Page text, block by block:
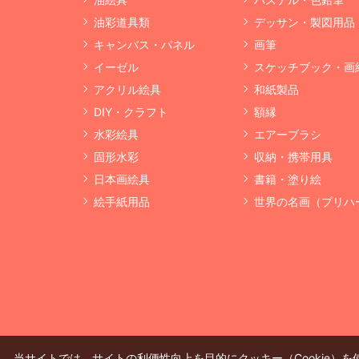
油彩道具類
キャンバス・パネル
イーゼル
アクリル絵具
DIY・クラフト
水彩絵具
固形水彩
日本画絵具
絵手紙用品
デッサン・製図用品
画筆
スケッチブック・画
和紙製品
額縁
エアーブラシ
収納・携帯用具
書籍・塗り絵
世界の名画（プリハ